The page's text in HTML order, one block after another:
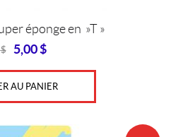
éponge en »T »
$
Original
price
was:
7,99
$.
5,00$
Current
price
is:
5,00
$.
AU PANIER